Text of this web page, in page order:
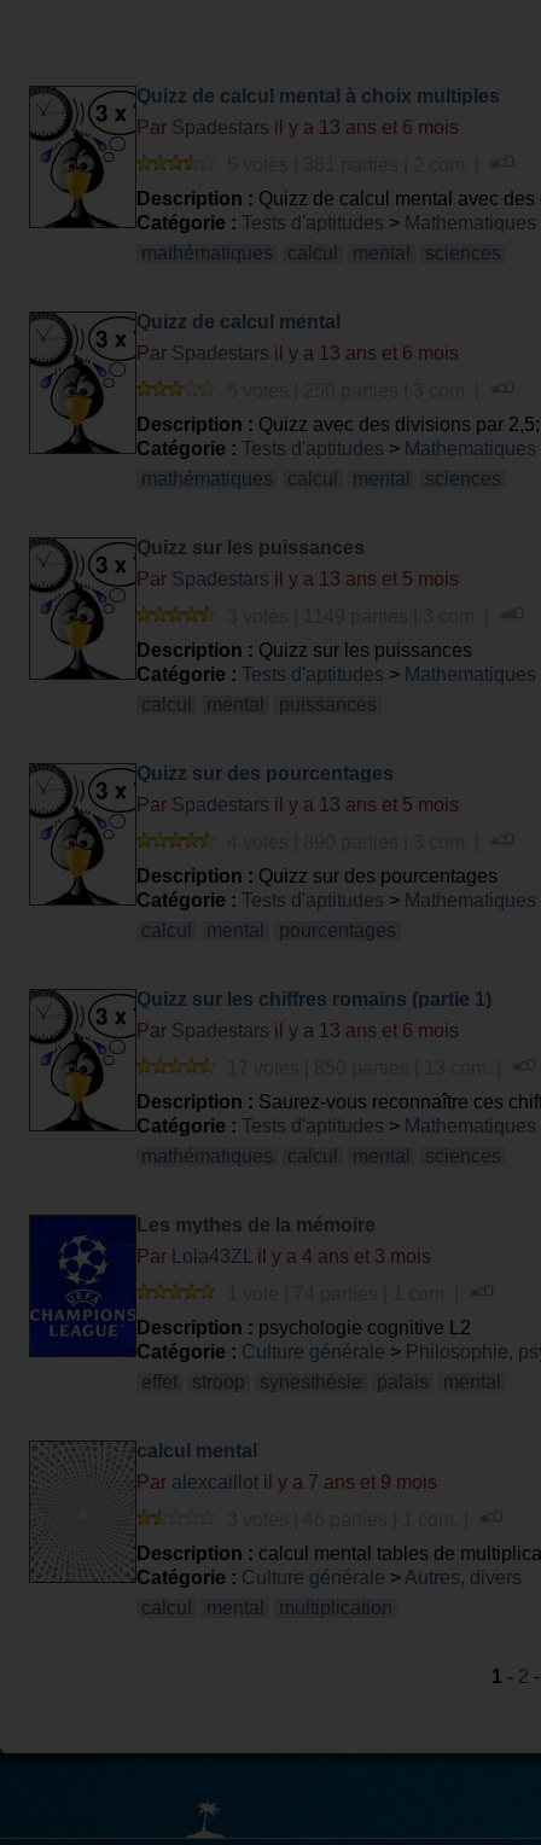
Quizz de calcul mental à choix multiples
Par Spadestars il y a 13 ans et 6 mois
Description : Quizz de calcul mental avec
Catégorie : Tests d'aptitudes > Mathematiques
mathématiques
calcul mental sciences
Quizz de calcul mental
Par Spadestars il y a 13 ans et 6 mois
Description : Quizz avec des divisions par
Catégorie : Tests d'aptitudes > Mathematiques
mathématiques
calcul mental sciences
Quizz sur les puissances
Par Spadestars il y a 13 ans et 5 mois
Description : Quizz sur les puissances
Catégorie : Tests d'aptitudes > Mathematiques
calcul
mental puissances
Quizz sur des pourcentages
Par Spadestars il y a 13 ans et 5 mois
Description : Quizz sur des pourcentages
Catégorie : Tests d'aptitudes > Mathematiques
calcul
mental pourcentages
Quizz sur les chiffres romains (partie 1)
Par Spadestars il y a 13 ans et 6 mois
Description : Saurez-vous reconnaître ces
Catégorie : Tests d'aptitudes > Mathematiques
mathématiques
calcul mental sciences
Les mythes de la mémoire
Par
Lola43ZL
il y a 4 ans et 3 mois
Description : psychologie cognitive L2
Catégorie : Culture générale > Philosophie,
effet
stroop synesthésie palais mental
calcul mental
Par alexcaillot il y a 7 ans et 9 mois
Description : calcul mental tables de
Catégorie : Culture générale > Autres, divers
calcul
mental multiplication
1 - 2